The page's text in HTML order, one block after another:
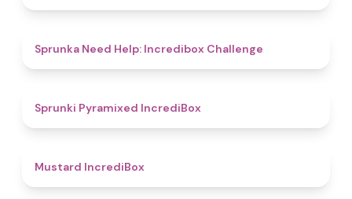
Sprunka Need Help: Incredibox Challenge
Sprunki Pyramixed IncrediBox
Mustard IncrediBox